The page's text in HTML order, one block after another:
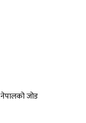
नेपालको जोड